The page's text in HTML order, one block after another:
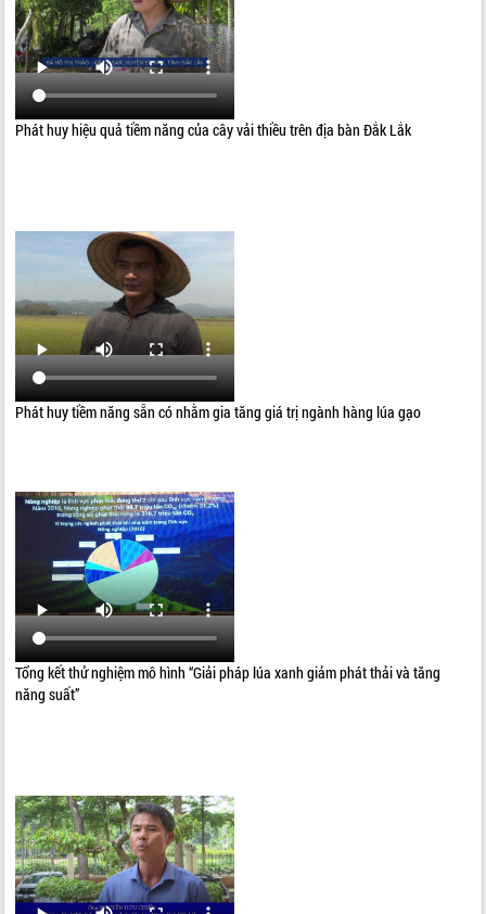
Phát huy hiệu quả tiềm năng của cây vải thiều trên địa bàn Đắk Lắk
Phát huy tiềm năng sẵn có nhằm gia tăng giá trị ngành hàng lúa gạo
Tổng kết thử nghiệm mô hình “Giải pháp lúa xanh giảm phát thải và tăng
năng suất”